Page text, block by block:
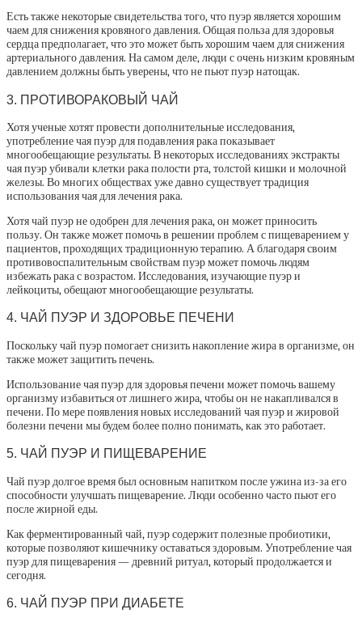
Есть также некоторые свидетельства того, что пуэр является хорошим
чаем для снижения кровяного давления. Общая польза для здоровья
сердца предполагает, что это может быть хорошим чаем для снижения
артериального давления. На самом деле, люди с очень низким кровяным
давлением должны быть уверены, что не пьют пуэр натощак.
3. ПРОТИВОРАКОВЫЙ ЧАЙ
Хотя ученые хотят провести дополнительные исследования,
употребление чая пуэр для подавления рака показывает
многообещающие результаты. В некоторых исследованиях экстракты
чая пуэр убивали клетки рака полости рта, толстой кишки и молочной
железы. Во многих обществах уже давно существует традиция
использования чая для лечения рака.
Хотя чай пуэр не одобрен для лечения рака, он может приносить
пользу. Он также может помочь в решении проблем с пищеварением у
пациентов, проходящих традиционную терапию. А благодаря своим
противовоспалительным свойствам пуэр может помочь людям
избежать рака с возрастом. Исследования, изучающие пуэр и
лейкоциты, обещают многообещающие результаты.
4. ЧАЙ ПУЭР И ЗДОРОВЬЕ ПЕЧЕНИ
Поскольку чай пуэр помогает снизить накопление жира в организме, он
также может защитить печень.
Использование чая пуэр для здоровья печени может помочь вашему
организму избавиться от лишнего жира, чтобы он не накапливался в
печени. По мере появления новых исследований чая пуэр и жировой
болезни печени мы будем более полно понимать, как это работает.
5. ЧАЙ ПУЭР И ПИЩЕВАРЕНИЕ
Чай пуэр долгое время был основным напитком после ужина из-за его
способности улучшать пищеварение. Люди особенно часто пьют его
после жирной еды.
Как ферментированный чай, пуэр содержит полезные пробиотики,
которые позволяют кишечнику оставаться здоровым. Употребление чая
пуэр для пищеварения — древний ритуал, который продолжается и
сегодня.
6. ЧАЙ ПУЭР ПРИ ДИАБЕТЕ